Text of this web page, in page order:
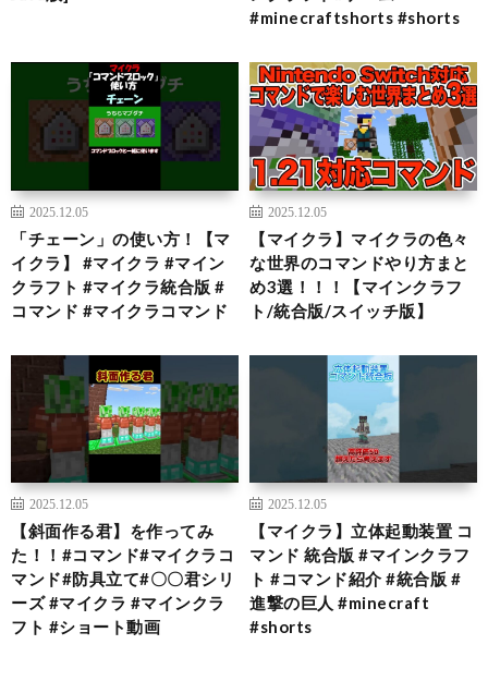
#minecraftshorts #shorts
2025.12.05
「チェーン」の使い方！【マ
イクラ】 #マイクラ #マイン
クラフト #マイクラ統合版 #
コマンド #マイクラコマンド
2025.12.05
【マイクラ】マイクラの色々
な世界のコマンドやり方まと
め3選！！！【マインクラフ
ト/統合版/スイッチ版】
2025.12.05
【斜面作る君】を作ってみ
た！！#コマンド#マイクラコ
マンド#防具立て#〇〇君シリ
ーズ #マイクラ #マインクラ
フト #ショート動画
2025.12.05
【マイクラ】立体起動装置 コ
マンド 統合版 #マインクラフ
ト #コマンド紹介 #統合版 #
進撃の巨人 #minecraft
#shorts